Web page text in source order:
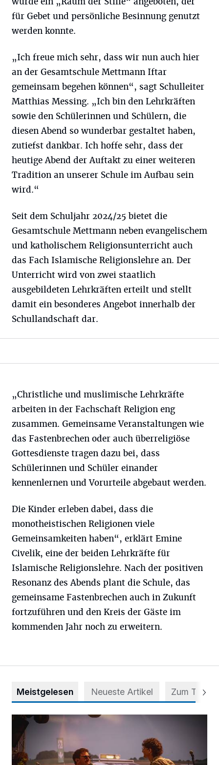
für Gebet und persönliche Besinnung genutzt
werden konnte.
„Ich freue mich sehr, dass wir nun auch hier
an der Gesamtschule Mettmann Iftar
gemeinsam begehen können“, sagt Schulleiter
Matthias Messing. „Ich bin den Lehrkräften
sowie den Schülerinnen und Schülern, die
diesen Abend so wunderbar gestaltet haben,
zutiefst dankbar. Ich hoffe sehr, dass der
heutige Abend der Auftakt zu einer weiteren
Tradition an unserer Schule im Aufbau sein
wird.“
Seit dem Schuljahr 2024/25 bietet die
Gesamtschule Mettmann neben evangelischem
und katholischem Religionsunterricht auch
das Fach Islamische Religionslehre an. Der
Unterricht wird von zwei staatlich
ausgebildeten Lehrkräften erteilt und stellt
damit ein besonderes Angebot innerhalb der
Schullandschaft dar.
„Christliche und muslimische Lehrkräfte
arbeiten in der Fachschaft Religion eng
zusammen. Gemeinsame Veranstaltungen wie
das Fastenbrechen oder auch überreligiöse
Gottesdienste tragen dazu bei, dass
Schülerinnen und Schüler einander
kennenlernen und Vorurteile abgebaut werden.
Die Kinder erleben dabei, dass die
monotheistischen Religionen viele
Gemeinsamkeiten haben“, erklärt Emine
Civelik, eine der beiden Lehrkräfte für
Islamische Religionslehre. Nach der positiven
Resonanz des Abends plant die Schule, das
gemeinsame Fastenbrechen auch in Zukunft
fortzuführen und den Kreis der Gäste im
kommenden Jahr noch zu erweitern.
Meistgelesen Neueste Artikel Zum Thema
Mehr als nur ein Festival